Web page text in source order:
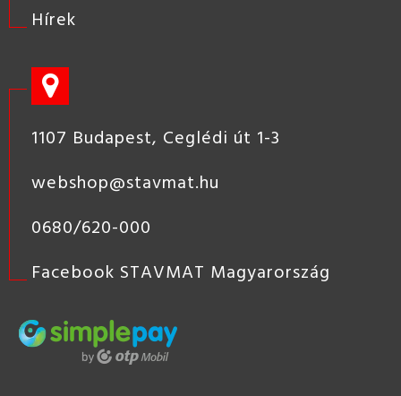
Hírek
1107 Budapest, Ceglédi út 1-3
webshop@stavmat.hu
0680/620-000
Facebook STAVMAT Magyarország